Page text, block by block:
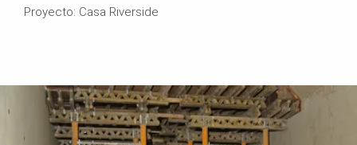
Proyecto: Casa Riverside